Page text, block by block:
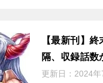
【最新刊】
隔、収録話数
更新日： 2024年